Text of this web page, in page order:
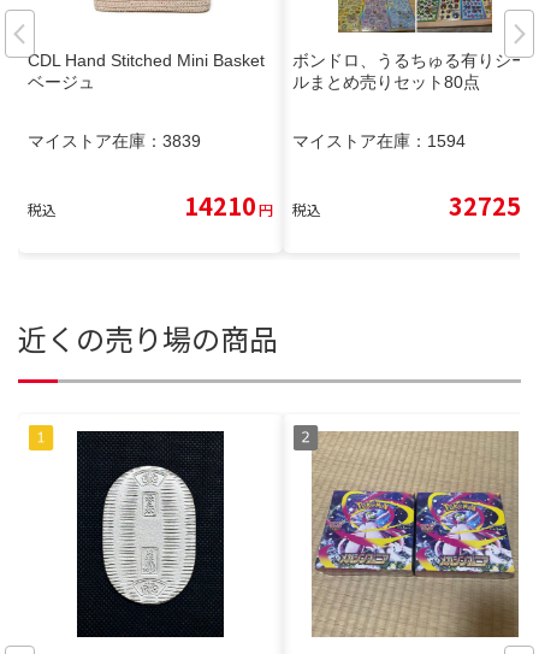
CDL Hand Stitched Mini Basket
ベージュ
マイストア在庫： 3839
税込 14210円
ボンドロ、うるちゅる有りシー
ルまとめ売りセット80点
マイストア在庫： 1594
税込 32725
近くの売り場の商品